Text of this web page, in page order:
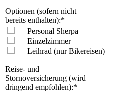
Optionen (sofern nicht
bereits enthalten):*
Personal Sherpa
Einzelzimmer
Leihrad (nur Bikereisen)
Reise- und
Stornoversicherung (wird
dringend empfohlen):*